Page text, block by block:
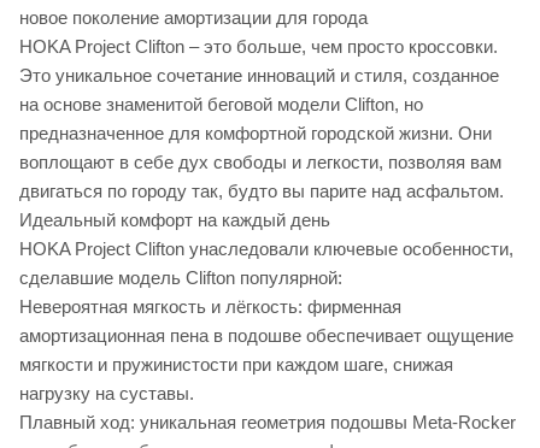
новое поколение амортизации для города
HOKA Project Clifton – это больше, чем просто кроссовки.
Это уникальное сочетание инноваций и стиля, созданное
на основе знаменитой беговой модели Clifton, но
предназначенное для комфортной городской жизни. Они
воплощают в себе дух свободы и легкости, позволяя вам
двигаться по городу так, будто вы парите над асфальтом.
Идеальный комфорт на каждый день
HOKA Project Clifton унаследовали ключевые особенности,
сделавшие модель Clifton популярной:
Невероятная мягкость и лёгкость: фирменная
амортизационная пена в подошве обеспечивает ощущение
мягкости и пружинистости при каждом шаге, снижая
нагрузку на суставы.
Плавный ход: уникальная геометрия подошвы Meta-Rocker